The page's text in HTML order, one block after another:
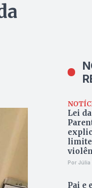
Lei
Por Júlia
Pai e